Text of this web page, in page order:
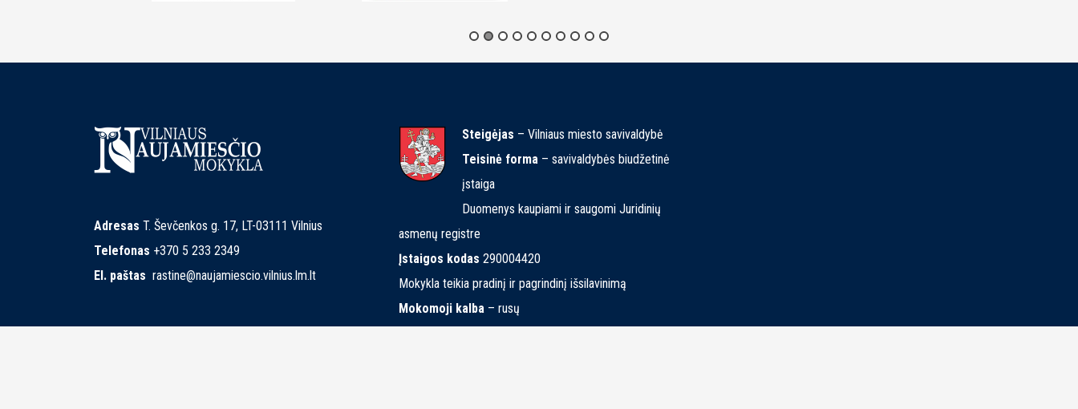
Adresas T. Ševčenkos g. 17, LT-03111 Vilnius
Telefonas +370 5 233 2349
El. paštas rastine@naujamiescio.vilnius.lm.lt
Steigėjas – Vilniaus miesto savivaldybė
Teisinė forma – savivaldybės biudžetinė
įstaiga
Duomenys kaupiami ir saugomi Juridinių
asmenų registre
Įstaigos kodas 290004420
Mokykla teikia pradinį ir pagrindinį išsilavinimą
Mokomoji kalba – rusų